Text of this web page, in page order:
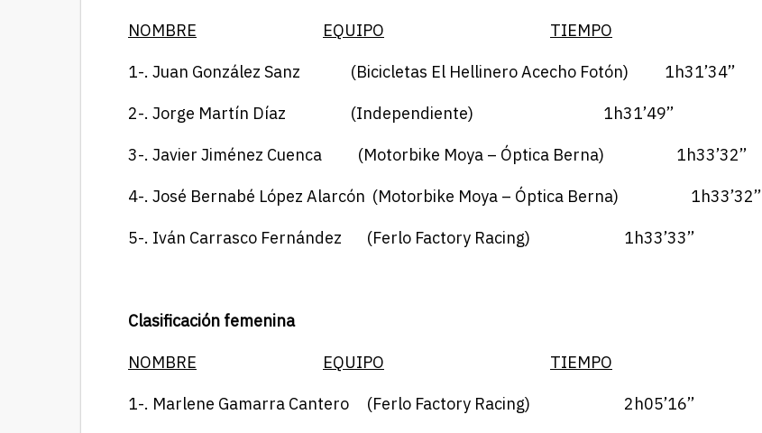
NOMBRE
EQUIPO
TIEMPO
1-. Juan González Sanz (Bicicletas El Hellinero Acecho Fotón) 1h31’34’’
2-. Jorge Martín Díaz (Independiente) 1h31’49’’
3-. Javier Jiménez Cuenca (Motorbike Moya – Óptica Berna) 1h33’32’’
4-. José Bernabé López Alarcón (Motorbike Moya – Óptica Berna) 1h33’32’’
5-. Iván Carrasco Fernández (Ferlo Factory Racing) 1h33’33’’
Clasificación femenina
NOMBRE
EQUIPO
TIEMPO
1-. Marlene Gamarra Cantero (Ferlo Factory Racing) 2h05’16’’